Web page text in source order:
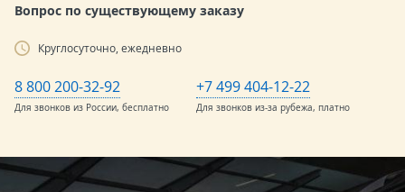
Вопрос по существующему заказу
Круглосуточно, ежедневно
8 800 200-32-92
Для звонков из России, бесплатно
+7 499 404-12-22
Для звонков из-за рубежа, платно